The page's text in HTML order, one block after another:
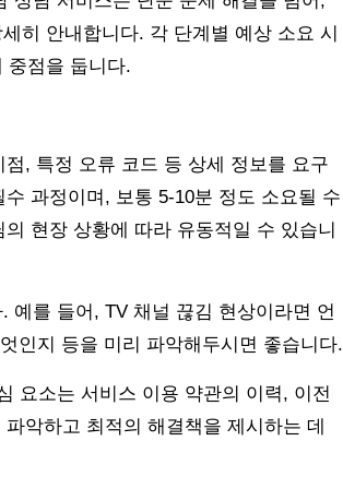
히 안내합니다. 각 단계별 예상 소요 시
중점을 둡니다.
, 특정 오류 코드 등 상세 정보를 요구
과정이며, 보통 5-10분 정도 소요될 수
현장 상황에 따라 유동적일 수 있습니
예를 들어, TV 채널 끊김 현상이라면 언
인지 등을 미리 파악해두시면 좋습니다.
요소는 서비스 이용 약관의 이력, 이전
악하고 최적의 해결책을 제시하는 데